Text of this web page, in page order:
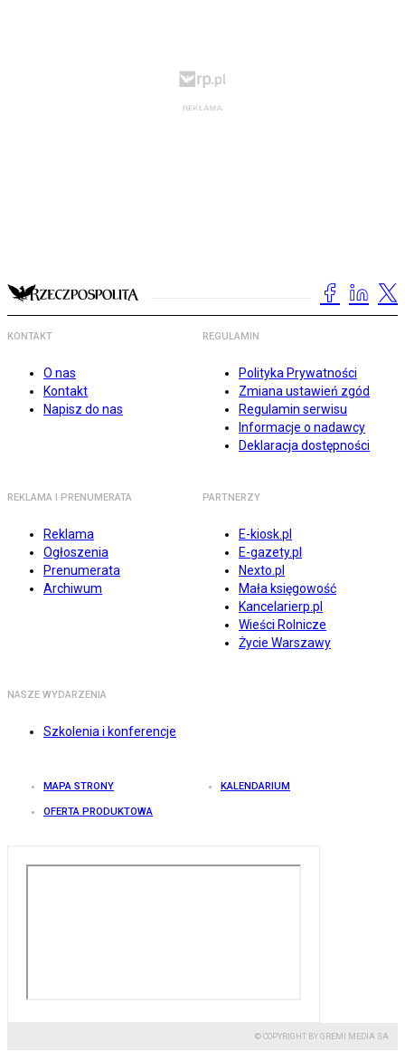
KONTAKT
O nas
Kontakt
Napisz do nas
REGULAMIN
Polityka Prywatności
Zmiana ustawień zgód
Regulamin serwisu
Informacje o nadawcy
Deklaracja dostępności
REKLAMA I PRENUMERATA
Reklama
Ogłoszenia
Prenumerata
Archiwum
PARTNERZY
E-kiosk.pl
E-gazety.pl
Nexto.pl
Mała księgowość
Kancelarierp.pl
Wieści Rolnicze
Życie Warszawy
NASZE WYDARZENIA
Szkolenia i konferencje
MAPA STRONY KALENDARIUM
OFERTA PRODUKTOWA
© COPYRIGHT BY GREMI MEDIA SA